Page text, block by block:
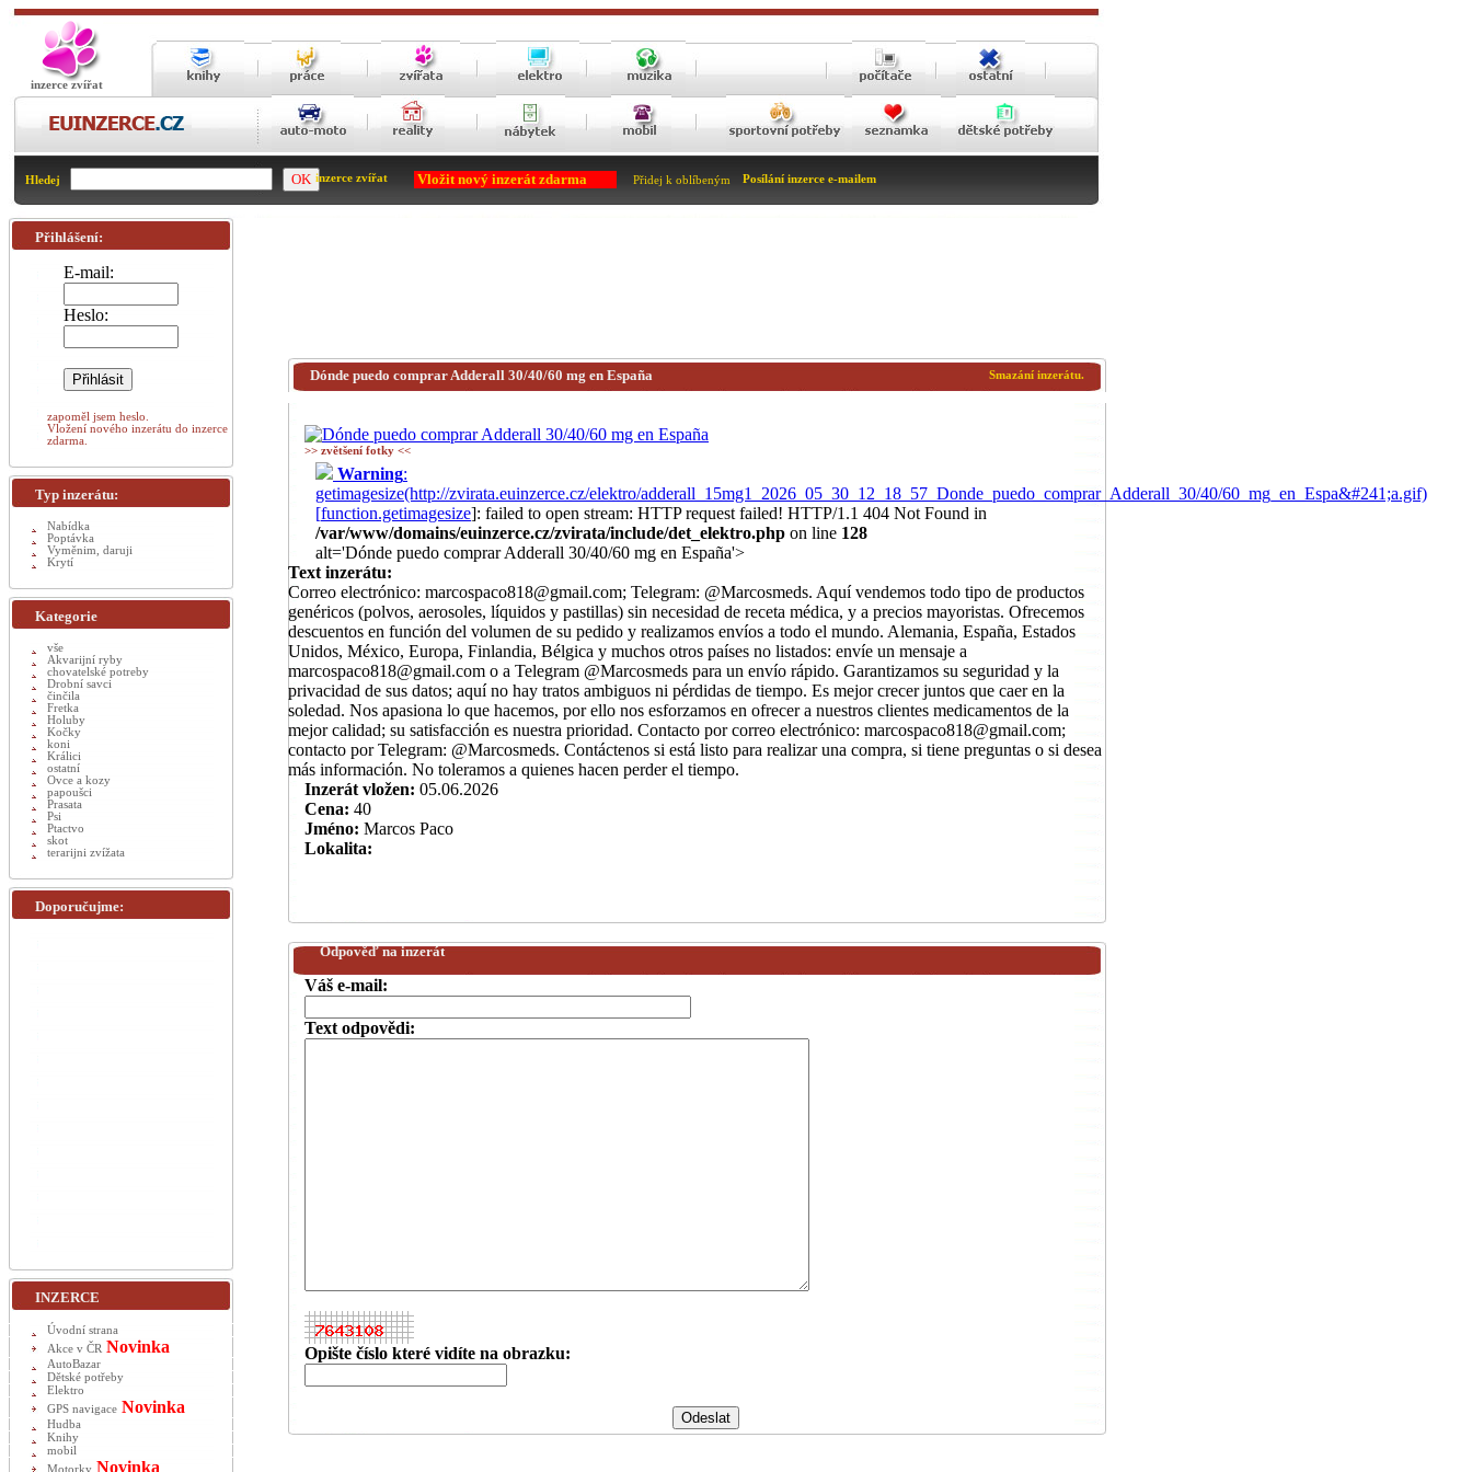
inzerce zvířat
Hledej inzerce zvířat Vložit nový inzerát zdarma Přidej k oblíbeným Posílání inzerce e-mailem
Smazání inzerátu.
Dónde puedo comprar Adderall 30/40/60 mg en España
>> zvětšení fotky <<
Warning:
getimagesize(http://zvirata.euinzerce.cz/elektro/adderall_15mg1_2026_05_30_12_18_57_Donde_puedo_comprar_Adderall_30/40/60_mg_en_Espa&#241;a.gif)
[function.getimagesize]: failed to open stream: HTTP request failed! HTTP/1.1 404 Not Found in
/var/www/domains/euinzerce.cz/zvirata/include/det_elektro.php on line 128
alt='Dónde puedo comprar Adderall 30/40/60 mg en España'>
Text inzerátu:
Correo electrónico: marcospaco818@gmail.com; Telegram: @Marcosmeds. Aquí vendemos todo tipo de productos
genéricos (polvos, aerosoles, líquidos y pastillas) sin necesidad de receta médica, y a precios mayoristas. Ofrecemos
descuentos en función del volumen de su pedido y realizamos envíos a todo el mundo. Alemania, España, Estados
Unidos, México, Europa, Finlandia, Bélgica y muchos otros países no listados: envíe un mensaje a
marcospaco818@gmail.com o a Telegram @Marcosmeds para un envío rápido. Garantizamos su seguridad y la
privacidad de sus datos; aquí no hay tratos ambiguos ni pérdidas de tiempo. Es mejor crecer juntos que caer en la
soledad. Nos apasiona lo que hacemos, por ello nos esforzamos en ofrecer a nuestros clientes medicamentos de la
mejor calidad; su satisfacción es nuestra prioridad. Contacto por correo electrónico: marcospaco818@gmail.com;
contacto por Telegram: @Marcosmeds. Contáctenos si está listo para realizar una compra, si tiene preguntas o si desea
más información. No toleramos a quienes hacen perder el tiempo.
Inzerát vložen: 05.06.2026
Cena: 40
Jméno: Marcos Paco
Lokalita:
Odpověď na inzerát
Váš e-mail:
Text odpovědi:
Opište číslo které vidíte na obrazku:
Přihlášení:
E-mail:
Heslo:
zapoměl jsem heslo.
Vložení nového inzerátu do inzerce
zdarma.
Typ inzerátu:
Nabídka
Poptávka
Vyměnim, daruji
Krytí
Kategorie
vše
Akvarijní ryby
chovatelské potreby
Drobní savci
činčila
Fretka
Holuby
Kočky
koni
Králici
ostatní
Ovce a kozy
papoušci
Prasata
Psi
Ptactvo
skot
terarijni zvížata
Doporučujme:
INZERCE
Úvodní strana
Akce v ČR Novinka
AutoBazar
Dětské potřeby
Elektro
GPS navigace Novinka
Hudba
Knihy
mobil
Motorky Novinka